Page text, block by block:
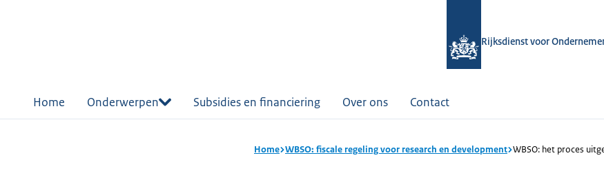
Rijksdienst voor
Home Onderwerpen Subsidies en financiering Over ons Contact
Home WBSO: fiscale regeling voor research en development WBSO: het proces